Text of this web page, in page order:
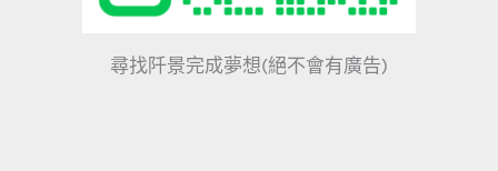
尋找阡景完成夢想(絕不會有廣告)